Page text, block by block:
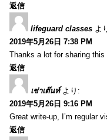
返信
lifeguard classes よ
2019年5月26日 7:38 PM
Thanks a lot for sharing
返信
เช่าเต๊นท์ より:
2019年5月26日 9:16 PM
Great write-up, I’m regular
返信